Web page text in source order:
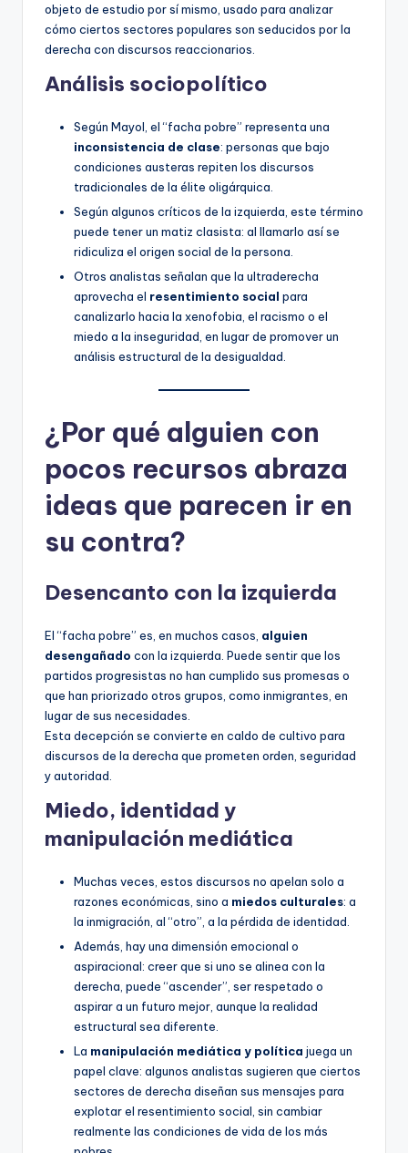
objeto de estudio por sí mismo, usado para analizar
cómo ciertos sectores populares son seducidos por la
derecha con discursos reaccionarios.
Análisis sociopolítico
Según Mayol, el “facha pobre” representa una
inconsistencia de clase: personas que bajo
condiciones austeras repiten los discursos
tradicionales de la élite oligárquica.
Según algunos críticos de la izquierda, este término
puede tener un matiz clasista: al llamarlo así se
ridiculiza el origen social de la persona.
Otros analistas señalan que la ultraderecha
aprovecha el resentimiento social para
canalizarlo hacia la xenofobia, el racismo o el
miedo a la inseguridad, en lugar de promover un
análisis estructural de la desigualdad.
¿Por qué alguien con
pocos recursos abraza
ideas que parecen ir en
su contra?
Desencanto con la izquierda
El “facha pobre” es, en muchos casos, alguien
desengañado con la izquierda. Puede sentir que los
partidos progresistas no han cumplido sus promesas o
que han priorizado otros grupos, como inmigrantes, en
lugar de sus necesidades.
Esta decepción se convierte en caldo de cultivo para
discursos de la derecha que prometen orden, seguridad
y autoridad.
Miedo, identidad y
manipulación mediática
Muchas veces, estos discursos no apelan solo a
razones económicas, sino a miedos culturales: a
la inmigración, al “otro”, a la pérdida de identidad.
Además, hay una dimensión emocional o
aspiracional: creer que si uno se alinea con la
derecha, puede “ascender”, ser respetado o
aspirar a un futuro mejor, aunque la realidad
estructural sea diferente.
La manipulación mediática y política juega un
papel clave: algunos analistas sugieren que ciertos
sectores de derecha diseñan sus mensajes para
explotar el resentimiento social, sin cambiar
realmente las condiciones de vida de los más